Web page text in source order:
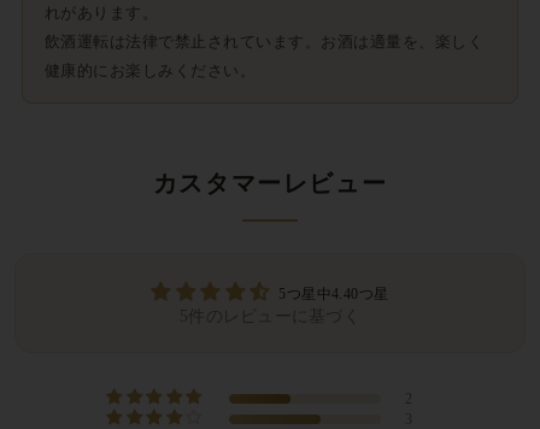
れがあります。
飲酒運転は法律で禁止されています。お酒は適量を、楽しく
健康的にお楽しみください。
カスタマーレビュー
5つ星中4.40つ星
5件のレビューに基づく
2
3